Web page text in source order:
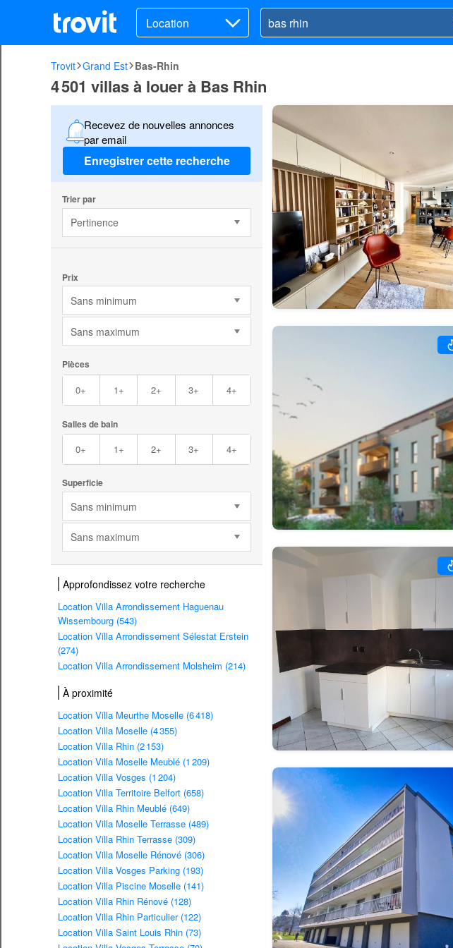
Location
Trovit Grand Est Bas-Rhin
4 501 villas à louer à Bas Rhin
Recevez de nouvelles annonces
par email
Enregistrer cette recherche
Trier par
Pertinence
Prix
Sans minimum
Sans maximum
Pièces
0+ 1+ 2+ 3+ 4+
Salles de bain
0+ 1+ 2+ 3+ 4+
Superficie
Sans minimum
Sans maximum
Approfondissez votre recherche
Location Villa Arrondissement Haguenau
Wissembourg (543)
Location Villa Arrondissement Sélestat Erstein
(274)
Location Villa Arrondissement Molsheim (214)
À proximité
Location Villa Meurthe Moselle (6 418)
Location Villa Moselle (4 355)
Location Villa Rhin (2 153)
Location Villa Moselle Meublé (1 209)
Location Villa Vosges (1 204)
Location Villa Territoire Belfort (658)
Location Villa Rhin Meublé (649)
Location Villa Moselle Terrasse (489)
Location Villa Rhin Terrasse (309)
Location Villa Moselle Rénové (306)
Location Villa Vosges Parking (193)
Location Villa Piscine Moselle (141)
Location Villa Rhin Rénové (128)
Location Villa Rhin Particulier (122)
Location Villa Saint Louis Rhin (73)